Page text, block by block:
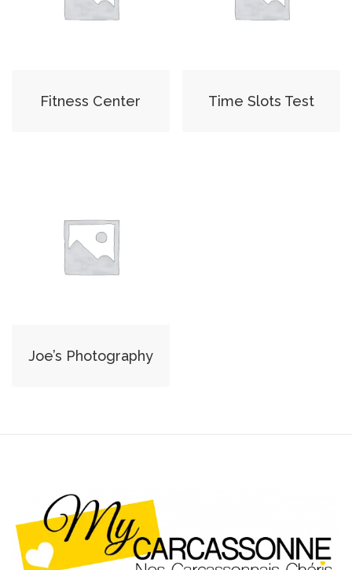
Fitness Center Time Slots Test
Joe’s Photography